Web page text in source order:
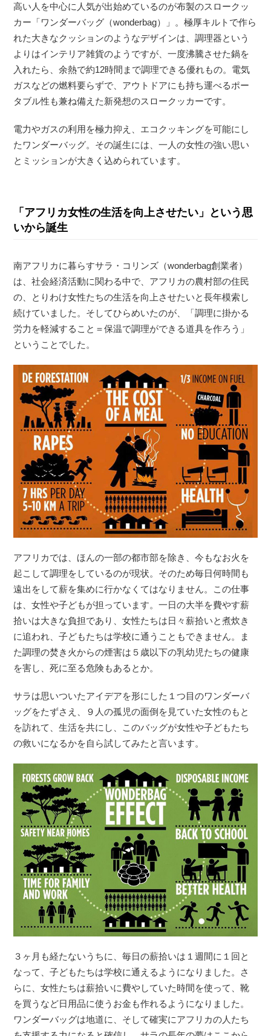
高い人を中心に人気が出始めているのが布製のスロークッ
カー「ワンダーバッグ（wonderbag）」。極厚キルトで作ら
れた大きなクッションのようなデザインは、調理器という
よりはインテリア雑貨のようですが、一度沸騰させた鍋を
入れたら、余熱で約12時間まで調理できる優れもの。電気
ガスなどの燃料要らずで、アウトドアにも持ち運べるポー
タブル性も兼ね備えた新発想のスロークッカーです。
電力やガスの利用を極力抑え、エコクッキングを可能にし
たワンダーバッグ。その誕生には、一人の女性の強い思い
とミッションが大きく込められています。
「アフリカ女性の生活を向上させたい」という思
いから誕生
南アフリカに暮らすサラ・コリンズ（wonderbag創業者）
は、社会経済活動に関わる中で、アフリカの農村部の住民
の、とりわけ女性たちの生活を向上させたいと長年模索し
続けていました。そしてひらめいたのが、「調理に掛かる
労力を軽減すること＝保温で調理ができる道具を作ろう」
ということでした。
アフリカでは、ほんの一部の都市部を除き、今もなお火を
起こして調理をしているのが現状。そのため毎日何時間も
遠出をして薪を集めに行かなくてはなりません。この仕事
は、女性や子どもが担っています。一日の大半を費やす薪
拾いは大きな負担であり、女性たちは日々薪拾いと煮炊き
に追われ、子どもたちは学校に通うこともできません。ま
た調理の焚き火からの煙害は５歳以下の乳幼児たちの健康
を害し、死に至る危険もあるとか。
サラは思いついたアイデアを形にした１つ目のワンダーバ
ッグをたずさえ、９人の孤児の面倒を見ていた女性のもと
を訪れて、生活を共にし、このバッグが女性や子どもたち
の救いになるかを自ら試してみたと言います。
３ヶ月も経たないうちに、毎日の薪拾いは１週間に１回と
なって、子どもたちは学校に通えるようになりました。さ
らに、女性たちは薪拾いに費やしていた時間を使って、靴
を買うなど日用品に使うお金も作れるようになりました。
ワンダーバッグは地道に、そして確実にアフリカの人たち